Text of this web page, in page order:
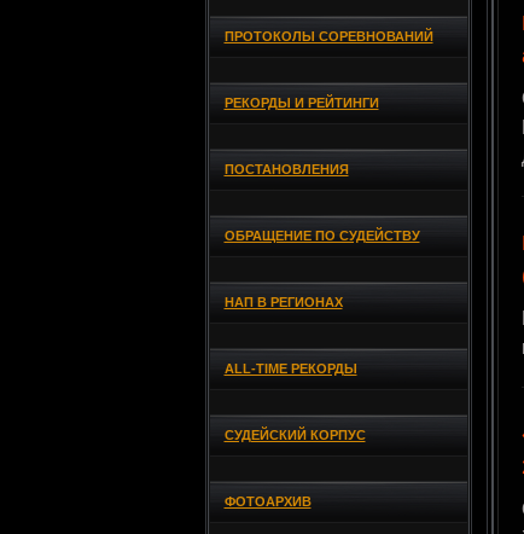
ПРОТОКОЛЫ СОРЕВНОВАНИЙ
РЕКОРДЫ И РЕЙТИНГИ
ПОСТАНОВЛЕНИЯ
ОБРАЩЕНИЕ ПО СУДЕЙСТВУ
НАП В РЕГИОНАХ
ALL-TIME РЕКОРДЫ
СУДЕЙСКИЙ КОРПУС
ФОТОАРХИВ